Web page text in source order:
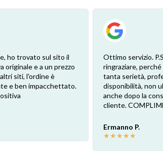
ho trovato sul sito il
originale e a un prezzo
siti, l'ordine è
e ben impacchettato.
Ottimo servizio.
ringraziare,
tanta serietà,
disponibilità, non
anche dopo la
cliente.
Ermanno P.
★★★★★